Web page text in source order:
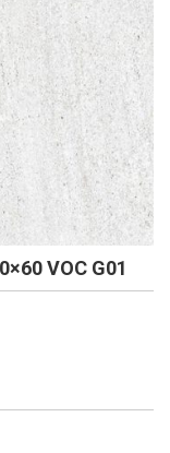
VOC G01